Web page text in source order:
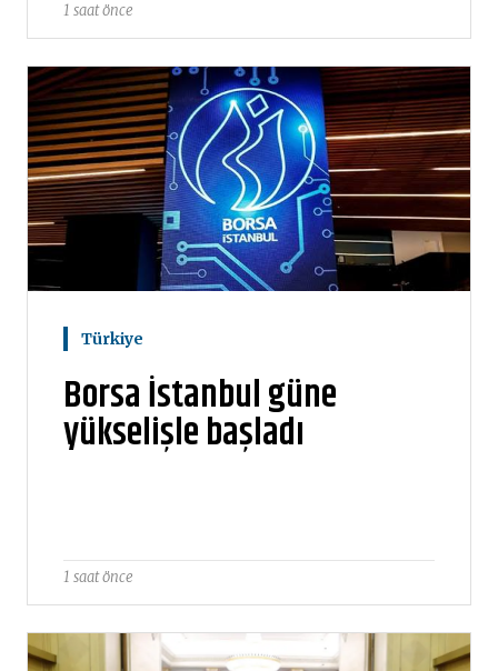
1 saat önce
Türkiye
Borsa İstanbul güne
yükselişle başladı
1 saat önce